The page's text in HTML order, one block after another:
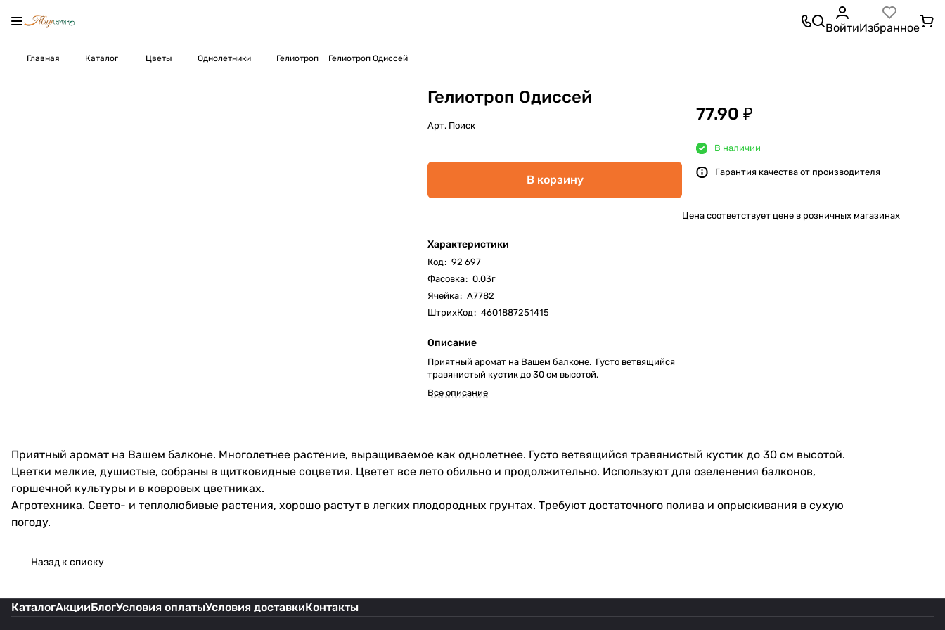
ВойтиИзбранное
Главная Каталог Цветы Однолетники Гелиотроп Гелиотроп Одиссей
Гелиотроп Одиссей
Арт. Поиск
В корзину
Характеристики
Код: 92 697
Фасовка: 0.03г
Ячейка: А7782
ШтрихКод: 4601887251415
Описание
Приятный аромат на Вашем балконе. Густо ветвящийся
травянистый кустик до 30 см высотой.
Все описание
77.90 ₽
В наличии
Гарантия качества от производителя
Цена соответствует цене в розничных магазинах
Приятный аромат на Вашем балконе. Многолетнее растение, выращиваемое как однолетнее. Густо ветвящийся травянистый кустик до 30 см высотой.
Цветки мелкие, душистые, собраны в щитковидные соцветия. Цветет все лето обильно и продолжительно. Используют для озеленения балконов,
горшечной культуры и в ковровых цветниках.
Агротехника. Свето- и теплолюбивые растения, хорошо растут в легких плодородных грунтах. Требуют достаточного полива и опрыскивания в сухую
погоду.
Назад к списку
КаталогАкцииБлогУсловия оплатыУсловия доставкиКонтакты